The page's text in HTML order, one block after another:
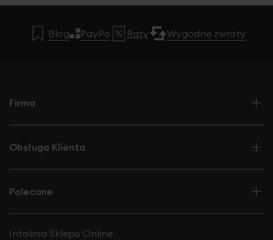
Blog PayPo Raty Wygodne zwroty
Firma
Obsługa Klienta
Polecane
Infolinia Sklepu Online